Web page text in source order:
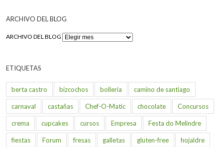
ARCHIVO DEL BLOG
ARCHIVO DEL BLOG
ETIQUETAS
berta castro bizcochos bolleria camino de santiago
carnaval castañas Chef-O-Matic chocolate Concursos
crema cupcakes cursos Empresa Festa do Melindre
fiestas Forum fresas galletas gluten-free hojaldre